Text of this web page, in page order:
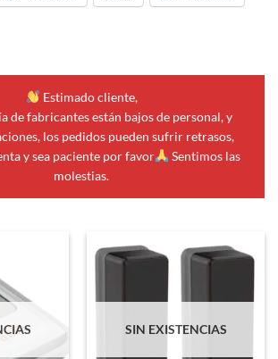
Estimado cliente,
de fabricantes están bajos de personal, y
los pedidos pueden sufrir retrasos,
y sea paciente por favor
Sentimos las
molestias.
SIN EXISTENCIAS